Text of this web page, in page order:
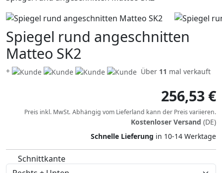
Spiegel rund angeschnitten
Matteo SK2
+ Über 11 mal verkauft
256,53 €
Preis inkl. MwSt. Abhängig vom Lieferland kann der Preis variieren.
Kostenloser Versand (DE)
Schnelle Lieferung in 10-14 Werktage
Schnittkante